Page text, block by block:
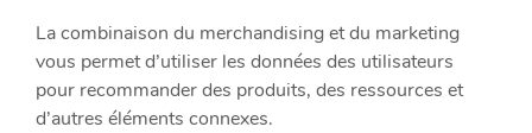
La combinaison du merchandising et du marketing
vous permet d’utiliser les données des utilisateurs
pour recommander des produits, des ressources et
d’autres éléments connexes.